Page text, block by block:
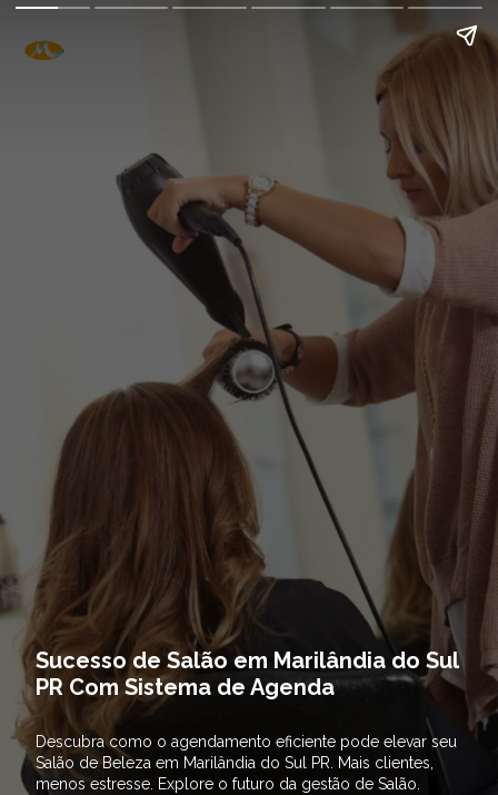
Sucesso de Salão em Marilândia do Sul
PR Com Sistema de Agenda
Descubra como o agendamento eficiente pode elevar seu
Salão de Beleza em Marilândia do Sul PR. Mais clientes,
menos estresse. Explore o futuro da gestão de Salão.